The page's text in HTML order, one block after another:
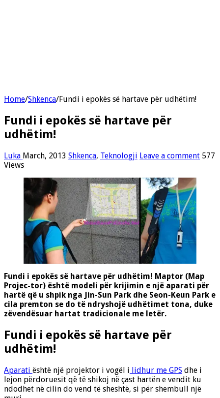
Home/Shkenca/Fundi i epokës së hartave për udhëtim!
Fundi i epokës së hartave për
udhëtim!
Luka March, 2013 Shkenca, Teknologji Leave a comment 577
Views
Fundi i epokës së hartave për udhëtim! Maptor (Map
Projec-tor) është modeli për krijimin e një aparati për
hartë që u shpik nga Jin-Sun Park dhe Seon-Keun Park e
cila premton se do të ndryshojë udhëtimet tona, duke
zëvendësuar hartat tradicionale me letër.
Fundi i epokës së hartave për
udhëtim!
Aparati është një projektor i vogël i lidhur me GPS dhe i
lejon përdoruesit që të shikoj në çast hartën e vendit ku
ndodhet në cilin do vend të sheshtë, si për shembull një